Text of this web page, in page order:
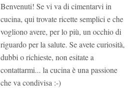
Benvenuti! Se vi va di cimentarvi in
cucina, qui trovate ricette semplici e che
vogliono avere, per lo più, un occhio di
riguardo per la salute. Se avete curiosità,
dubbi o richieste, non esitate a
contattarmi... la cucina è una passione
che va condivisa :-)